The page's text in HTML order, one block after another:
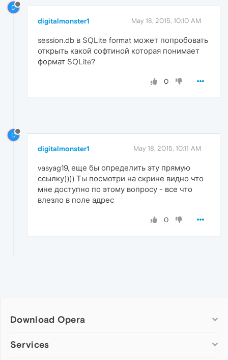
D
digitalmonster1 May 18, 2015, 10:10 AM
session.db в SQLite format может попробовать
открыть какой софтиной которая понимает
формат SQLite?
0
D
digitalmonster1 May 18, 2015, 10:11 AM
vasyag19, еще бы определить эту прямую
ссылку)))) Ты посмотри на скрине видно что
мне доступно по этому вопросу - все что
влезло в поле адрес
0
Download Opera
Computer browsers
Services